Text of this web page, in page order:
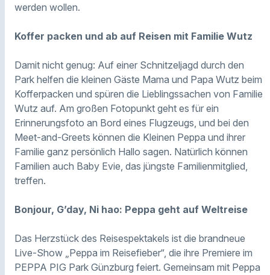
werden wollen.
Koffer packen und ab auf Reisen mit Familie Wutz
Damit nicht genug: Auf einer Schnitzeljagd durch den
Park helfen die kleinen Gäste Mama und Papa Wutz beim
Kofferpacken und spüren die Lieblingssachen von Familie
Wutz auf. Am großen Fotopunkt geht es für ein
Erinnerungsfoto an Bord eines Flugzeugs, und bei den
Meet-and-Greets können die Kleinen Peppa und ihrer
Familie ganz persönlich Hallo sagen. Natürlich können
Familien auch Baby Evie, das jüngste Familienmitglied,
treffen.
Bonjour, G’day, Ni hao: Peppa geht auf Weltreise
Das Herzstück des Reisespektakels ist die brandneue
Live-Show „Peppa im Reisefieber“, die ihre Premiere im
PEPPA PIG Park Günzburg feiert. Gemeinsam mit Peppa